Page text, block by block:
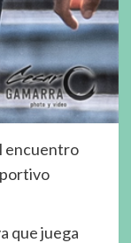
encuentro
que juega